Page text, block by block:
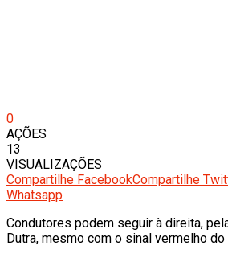
0
AÇÕES
13
VISUALIZAÇÕES
Compartilhe FacebookCompartilhe
Whatsapp
Condutores podem seguir à direita,
Dutra, mesmo com o sinal vermelho